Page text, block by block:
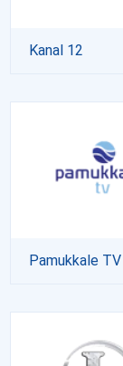
Kanal 12
Pamukkale TV